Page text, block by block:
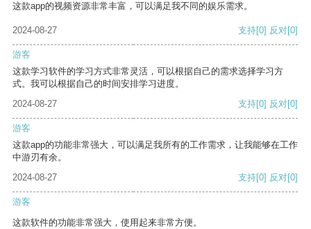
这款app的视频资源非常丰富，可以满足我不同的娱乐需求。
2024-08-27 支持[0] 反对[0]
游客
这款学习软件的学习方式非常灵活，可以根据自己的需求选择学习方
式。我可以根据自己的时间安排学习进度。
2024-08-27
支持[0] 反对[0]
游客
这款app的功能非常强大，可以满足我所有的工作需求，让我能够在工作
中游刃有余。
2024-08-27
支持[0] 反对[0]
游客
这款软件的功能非常强大，使用起来非常方便。